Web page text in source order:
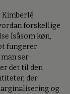
forskellige
(såsom køn,
fungerer
ser
det til den
der
og